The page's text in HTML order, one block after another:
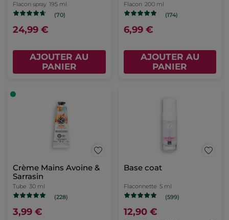
Flacon spray 195 ml
(70)
24,99 €
AJOUTER AU
PANIER
Flacon 200 ml
(174)
6,99 €
AJOUTER AU
PANIER
Crème Mains Avoine &
Sarrasin
Tube 30 ml
(228)
3,99 €
Base coat
Flaconnette 5 ml
(599)
12,90 €